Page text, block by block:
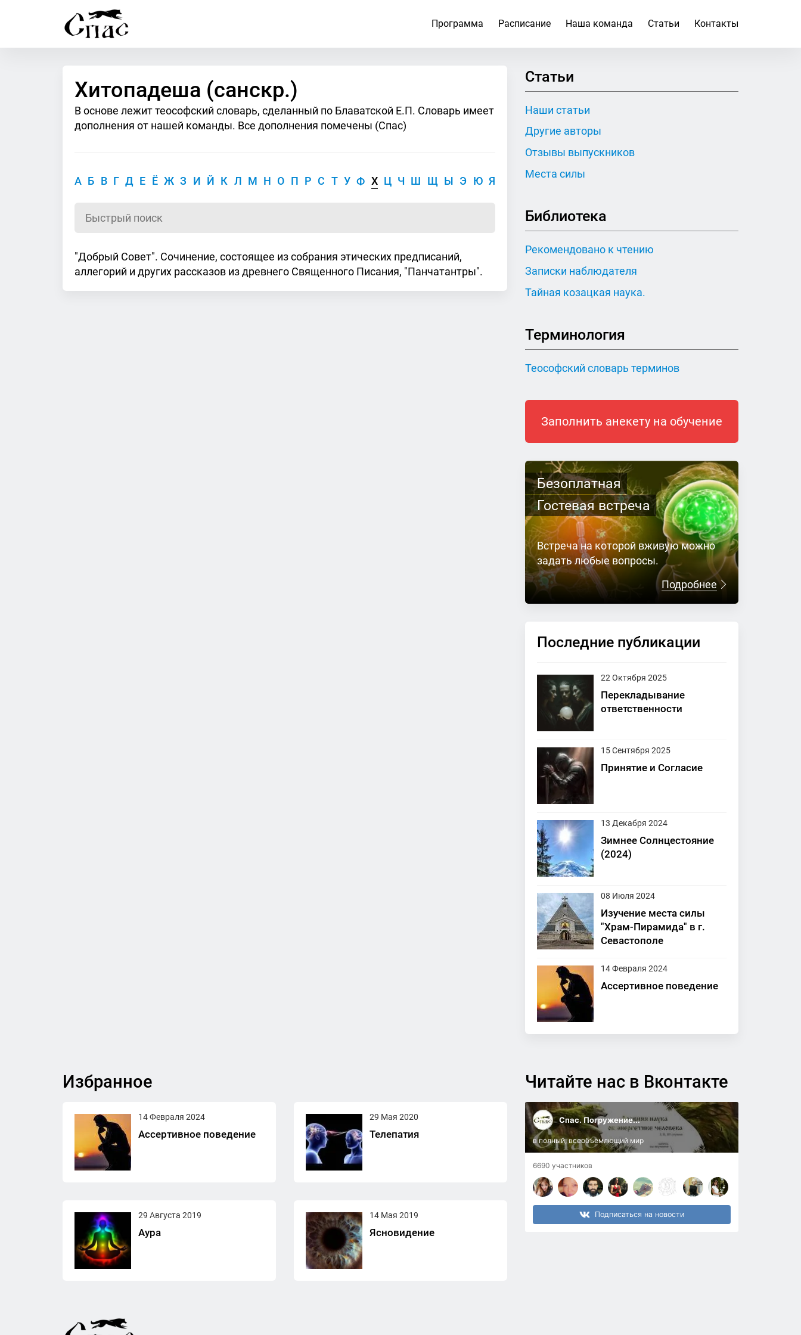
Программа Расписание Наша команда Статьи Контакты
Хитопадеша (санскр.)
В основе лежит теософский словарь, сделанный по Блаватской Е.П. Словарь имеет
дополнения от нашей команды. Все дополнения помечены (Спас)
А Б В Г Д Е Ё Ж З И Й К Л М Н О П Р С Т У Ф Х Ц Ч Ш Щ Ы Э Ю Я
"Добрый Совет". Сочинение, состоящее из собрания этических предписаний,
аллегорий и других рассказов из древнего Священного Писания, "Панчатантры".
Статьи
Наши статьи
Другие авторы
Отзывы выпускников
Места силы
Библиотека
Рекомендовано к чтению
Записки наблюдателя
Тайная козацкая наука.
Терминология
Теософский словарь терминов
Заполнить анекету на обучение
Безоплатная
Гостевая встреча
Встреча на которой вживую можно
задать любые вопросы.
Подробнее
Последние публикации
22 Октября 2025
Перекладывание
ответственности
15 Сентября 2025
Принятие и Согласие
13 Декабря 2024
Зимнее Солнцестояние
(2024)
08 Июля 2024
Изучение места силы
"Храм-Пирамида" в г.
Севастополе
14 Февраля 2024
Ассертивное поведение
Избранное
14 Февраля 2024
Ассертивное поведение
29 Мая 2020
Телепатия
29 Августа 2019
Аура
14 Мая 2019
Ясновидение
Читайте нас в Вконтакте
Спас. Погружение...
в полный, всеобъемлющий мир
6690 участников
Подписаться на новости